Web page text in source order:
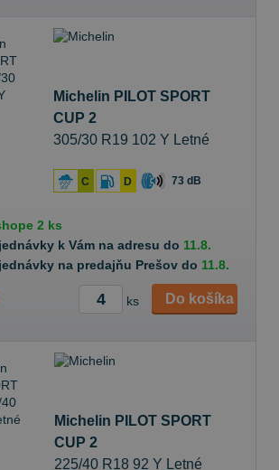
Michelin PILOT SPORT
CUP 2
305/30 R19 102 Y Letné
C D 73 dB
2 ks
k Vám na adresu do 11.8.
na predajňu Prešov do 11.8.
ks Do košíka
Michelin PILOT SPORT
CUP 2
225/40 R18 92 Y Letné